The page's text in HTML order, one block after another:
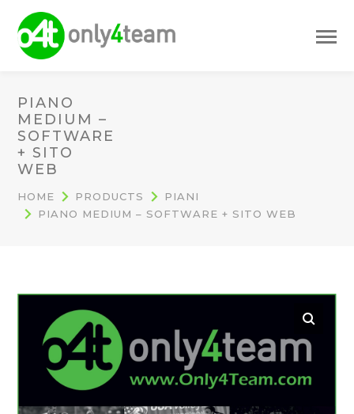
PIANO
MEDIUM –
SOFTWARE
+ SITO
WEB
HOME PRODUCTS
PIANI
PIANO MEDIUM – SOFTWARE + SITO WEB